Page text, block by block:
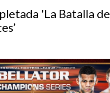
'La Batalla de